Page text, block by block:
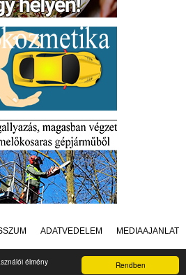
Rendben
élmény
ADATVÉDELEM MÉDIAAJÁNLAT
Készítette:Raster Studio